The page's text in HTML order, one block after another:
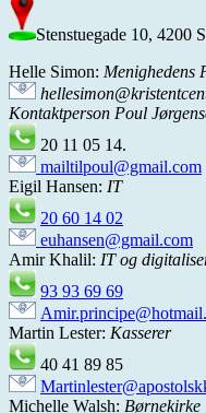
Stenstuegade 10, 4200
Helle Simon: Menighedens
Kontaktperson Poul
20 11 05 14.
mailtilpoul@gmail.com
Eigil Hansen: IT
20 60 14 02
euhansen@gmail.com
Amir Khalil: IT og
93 93 69 69
Martin Lester: Kasserer
40 41 89 85
Michelle Walsh: Børnekirke